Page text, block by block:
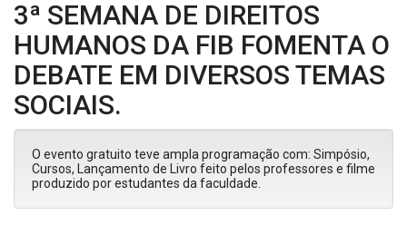
3ª SEMANA DE DIREITOS
HUMANOS DA FIB FOMENTA O
DEBATE EM DIVERSOS TEMAS
SOCIAIS.
O evento gratuito teve ampla programação com: Simpósio,
Cursos, Lançamento de Livro feito pelos professores e filme
produzido por estudantes da faculdade.